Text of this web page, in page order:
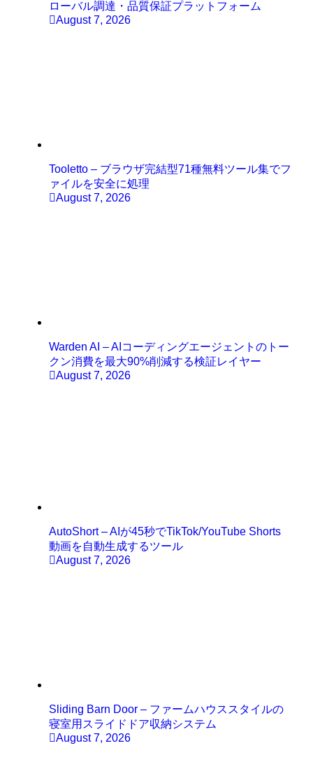
ローバル調達・品質保証プラットフォーム
August 7, 2026
Tooletto – ブラウザ完結型71種無料ツール集でフ
ァイルを安全に処理
August 7, 2026
Warden AI – AIコーディングエージェントのトー
クン消費を最大90%削減する検証レイヤー
August 7, 2026
AutoShort – AIが45秒でTikTok/YouTube Shorts
動画を自動生成するツール
August 7, 2026
Sliding Barn Door – ファームハウススタイルの
寝室用スライドドア収納システム
August 7, 2026